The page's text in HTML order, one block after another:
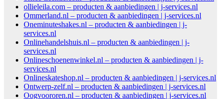
ollieleila.com – producten & aanbiedingen | j-services.nl
Ommerland.nl – producten & aanbiedingen | j-services.nl
Oneminuteshakes.nl – producten & aanbiedingen | j-
services.nl
Onlinehandelshuis.nl – producten & aanbiedingen | j-
services.nl
Onlineschoenenwinkel.nl – producten & aanbiedingen | j-
services.nl
Onlineskateshop.nl – producten & aanbiedingen | j-services.nl
Ontwerp-zelf.nl – producten & aanbiedingen | j-services.nl
Oogvoororen.nl – producten & aanbiedingen | j-services.nl